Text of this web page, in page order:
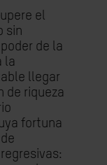
el
sin
de la
la
llegar
de riqueza
fortuna